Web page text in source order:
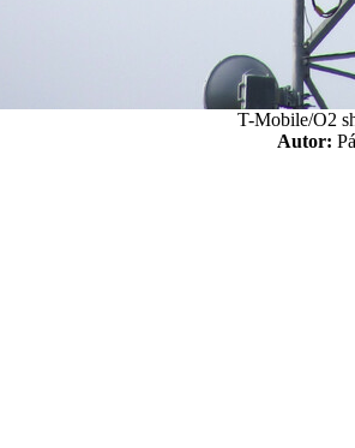
T-Mobile/O2
Autor: